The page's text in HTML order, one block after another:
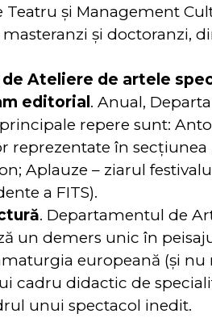
și Management
și doctoranzi,
de Ateliere de artele
editorial . Anual,
repere sunt:
reprezentate în
Aplauze – ziarul
a FITS).
. Departamentul de
un demers unic în
europeană (și
cadru didactic de
unui spectacol inedit.